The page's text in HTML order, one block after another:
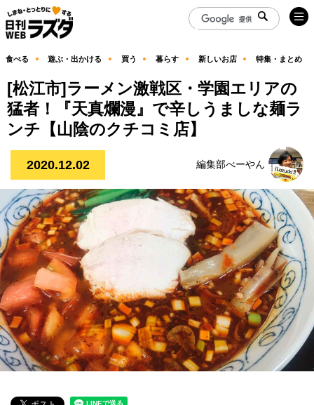
食べる 遊ぶ・出かける 買う 暮らす 新しいお店 特集・まとめ
[松江市]ラーメン激戦区・学園エリアの
猛者！『天真爛漫』で辛しうましな麺ラ
ンチ【山陰のクチコミ店】
2020.12.02 編集部べーやん